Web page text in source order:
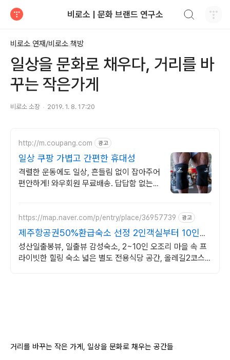
비로소 | 문화 브랜드 연구소
비로소 연재/비로소 책방
일상을 문화로 채우다, 거리를 바
꾸는 작은가게
비로소 소장 2019. 1. 8. 17:20
http://m.coupang.com 광고
일상 쿠팡 가볍고 간편한 휴대성
격렬한 운동에도 일상, 흔들림 없이 잡아주어
편안하게! 와우회원 무료배송. 답답함 없는
https://map.naver.com/p/entry/place/36957739 광고
제주항공권50%환급숙소 선정 2인객실부터 10인객
실 구성
성산일출봉뷰, 일출뷰 감성숙소, 2~10인 오조리 마을 속 프
라이빗한 힐링 숙소 넓은 별도 전용식당 공간, 올레길2코스
거리를 바꾸는 작은 가게, 일상을 문화로 채우는 공간들